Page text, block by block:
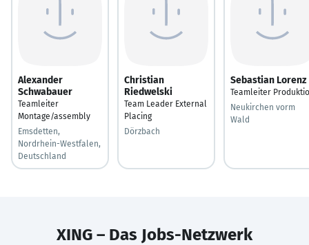
Alexander
Schwabauer
Teamleiter
Montage/assembly
Emsdetten,
Nordrhein-Westfalen,
Deutschland
Christian
Riedwelski
Team Leader External
Placing
Dörzbach
Sebastian Lorenz
Teamleiter
Neukirchen vorm
Wald
XING – Das Jobs-Netzwerk